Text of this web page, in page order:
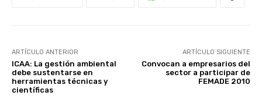
ARTÍCULO ANTERIOR
ICAA: La gestión ambiental
debe sustentarse en
herramientas técnicas y
científicas
ARTÍCULO SIGUIENTE
Convocan a empresarios del
sector a participar de
FEMADE 2010